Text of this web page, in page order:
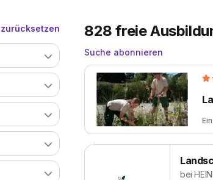
828 freie
Suche abonnieren
bei